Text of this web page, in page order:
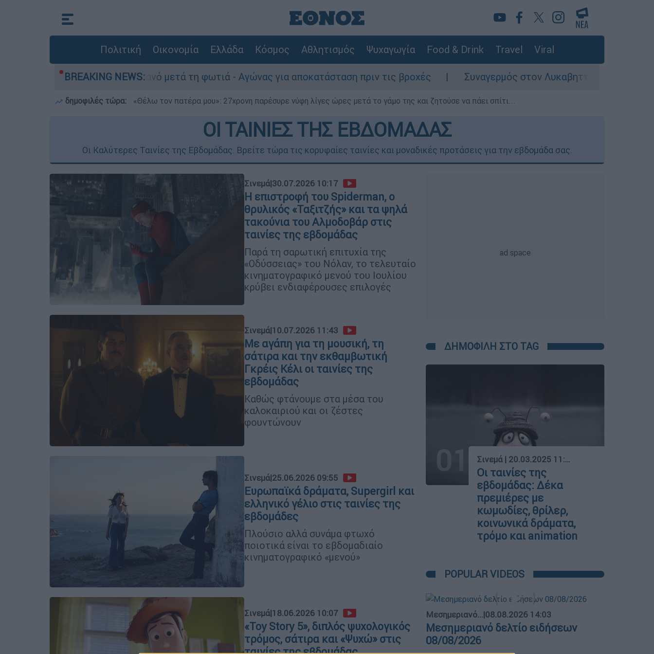
Πολιτική Οικονομία Ελλάδα Κόσμος Αθλητισμός Ψυχαγωγία Food & Drink Travel Viral
BREAKING NEWS:
στο Πόρτο Γερμανό μετά τη φωτιά - Αγώνας για αποκατάσταση πριν τις βροχές Συναγερμός στον Λυκαβηττό: Σορός σε προχωρημένη
δημοφιλές τώρα: «Θέλω τον πατέρα μου»: 27χρονη παρέσυρε νύφη λίγες ώρες μετά το γάμο της και ζητούσε να πάει σπίτι...
ΟΙ ΤΑΙΝΙΕΣ ΤΗΣ ΕΒΔΟΜΑΔΑΣ
Οι Καλύτερες Ταινίες της Εβδομάδας. Βρείτε τώρα τις κορυφαίες ταινίες και μοναδικές προτάσεις για την εβδομάδα σας.
Σινεμά|30.07.2026 10:17
Η επιστροφή του Spiderman, ο
θρυλικός «Ταξιτζής» και τα ψηλά
τακούνια του Αλμοδοβάρ στις
ταινίες της εβδομάδας
Παρά τη σαρωτική επιτυχία της
«Οδύσσειας» του Νόλαν, το τελευταίο
κινηματογραφικό μενού του Ιουλίου
κρύβει ενδιαφέρουσες επιλογές
Σινεμά|10.07.2026 11:43
Με αγάπη για τη μουσική, τη
σάτιρα και την εκθαμβωτική
Γκρέις Κέλι οι ταινίες της
εβδομάδας
Καθώς φτάνουμε στα μέσα του
καλοκαιριού και οι ζέστες
φουντώνουν
Σινεμά|25.06.2026 09:55
Ευρωπαϊκά δράματα, Supergirl και
ελληνικό γέλιο στις ταινίες της
εβδομάδες
Πλούσιο αλλά συνάμα φτωχό
ποιοτικά είναι το εβδομαδιαίο
κινηματογραφικό «μενού»
Σινεμά|18.06.2026 10:07
«Toy Story 5», διπλός ψυχολογικός
τρόμος, σάτιρα και «Ψυχώ» στις
ΔΗΜΟΦΙΛΗ ΣΤΟ TAG
01 Σινεμά | 20.03.2025 11:10
Οι ταινίες της
εβδομάδας: Δέκα
πρεμιέρες με
κωμωδίες, θρίλερ,
κοινωνικά δράματα,
τρόμο και animation
POPULAR VIDEOS
Μεσημεριανό...|08.08.2026 14:03
Μεσημεριανό δελτίο ειδήσεων
08/08/2026